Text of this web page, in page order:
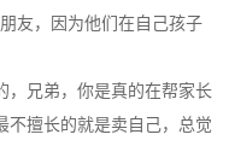
友，因为他们在自己孩子
，兄弟，你是真的在帮家长
不擅长的就是卖自己，总觉